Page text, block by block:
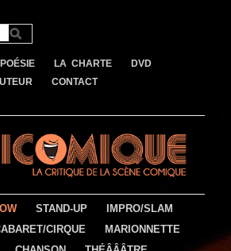
POÉSIE LA CHARTE
DVD
CONTACT
STAND-UP
IMPRO/SLAM
CIRQUE
MARIONNETTE